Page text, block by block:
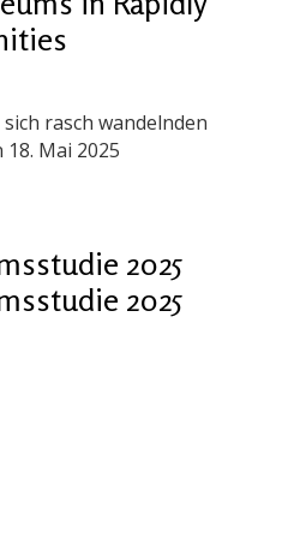
rasch wandelnden
Mai 2025
2025
2025